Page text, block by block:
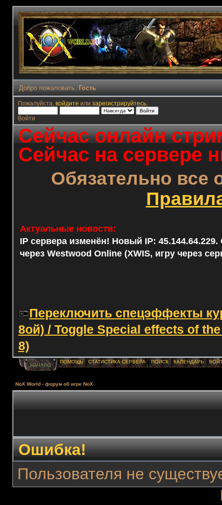
Добро пожаловать, Гость
Пожалуйста, войдите или зарегистрируйтесь.
Войти
Сейчас онлайн
Сейчас на сервере
Обязательно все
Актуальные новости:
IP сервера изменён! Новый IP: 45.144.64.229.
через Westwood Online (XWIS, игру через
Переключить спецэффекты
8ой) / Toggle Special effects of
8)
НАЧАЛО
ПОМОЩЬ СТАТИСТИКА СЕРВЕРА ПОИСК КАЛЕНДАРЬ
NoX World - форум об игре NoX
Ошибка!
Пользователя не